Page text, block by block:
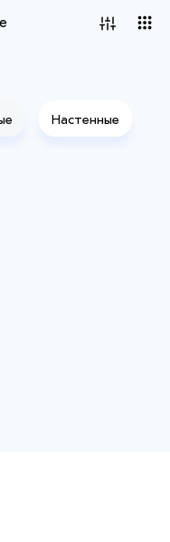
Настенные